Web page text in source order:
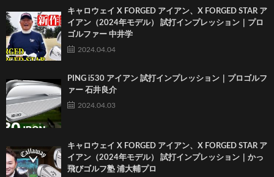
キャロウェイ X FORGED アイアン、X FORGED STAR ア
イアン（2024年モデル） 試打インプレッション｜プロ
ゴルファー 中井学
2024.04.04
PING i530 アイアン 試打インプレッション｜プロゴルフ
ァー 石井良介
2024.04.03
キャロウェイ X FORGED アイアン、X FORGED STAR ア
イアン（2024年モデル） 試打インプレッション｜かっ
飛びゴルフ塾 浦大輔プロ